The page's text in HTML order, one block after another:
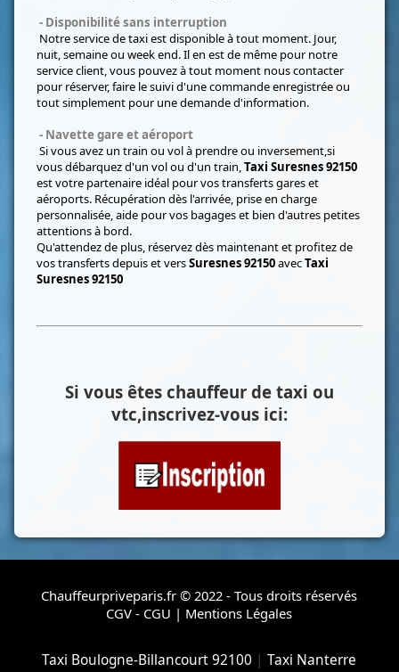
- Disponibilité sans interruption
Notre service de taxi est disponible à tout moment. Jour,
nuit, semaine ou week end. Il en est de même pour notre
service client, vous pouvez à tout moment nous contacter
pour réserver, faire le suivi d'une commande enregistrée ou
tout simplement pour une demande d'information.
- Navette gare et aéroport
Si vous avez un train ou vol à prendre ou inversement,si
vous débarquez d'un vol ou d'un train,Taxi Suresnes 92150
est votre partenaire idéal pour vos transferts gares et
aéroports. Récupération dès l'arrivée, prise en charge
personnalisée, aide pour vos bagages et bien d'autres petites
attentions à bord.
Qu'attendez de plus, réservez dès maintenant et profitez de
vos transferts depuis et versSuresnes 92150avecTaxi
Suresnes 92150
Si vous êtes chauffeur de taxi ou
vtc,inscrivez-vous ici:
Chauffeurpriveparis.fr © 2022 - Tous droits réservés
CGV - CGU | Mentions Légales
Taxi Boulogne-Billancourt 92100 |Taxi Nanterre